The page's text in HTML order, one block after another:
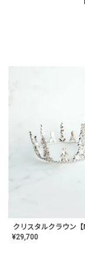
¥29,700